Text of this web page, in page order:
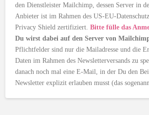
den Dienstleister Mailchimp, dessen Server in
Anbieter ist im Rahmen des US-EU-
Privacy Shield zertifiziert.Bitte fülle das
Du wirst dabei auf den Server von
Pflichtfelder sind nur die Mailadresse und die
Daten im Rahmen des Newsletterversands zu
danach noch mal eine E-Mail, in der Du den
Newsletter explizit erlauben musst (das